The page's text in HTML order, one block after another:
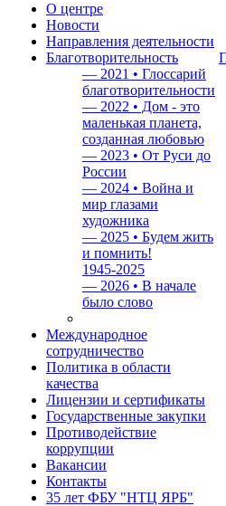
О центре
Новости
Направления деятельности
Благотворительность
— 2021 • Глоссарий
благотворительности
— 2022 • Дом - это
маленькая планета,
созданная любовью
— 2023 • От Руси до
России
— 2024 • Война и
мир глазами
художника
— 2025 • Будем жить
и помнить!
1945-2025
— 2026 • В начале
было слово
Международное
сотрудничество
Политика в области
качества
Лицензии и сертификаты
Государственные закупки
Противодействие
коррупции
Вакансии
Контакты
35 лет ФБУ "НТЦ ЯРБ"